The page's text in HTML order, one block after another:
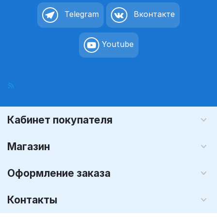
Telegram Вконтакте
Youtube
Кабинет покупателя
Магазин
Оформление заказа
Контакты